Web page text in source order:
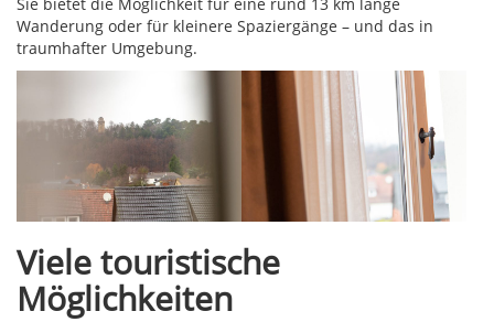
Sie bietet die Möglichkeit für eine rund 13 km lange
Wanderung oder für kleinere Spaziergänge – und das in
traumhafter Umgebung.
Viele touristische
Möglichkeiten